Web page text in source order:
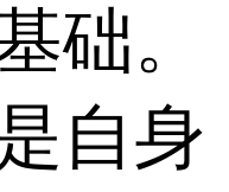
础。
自身